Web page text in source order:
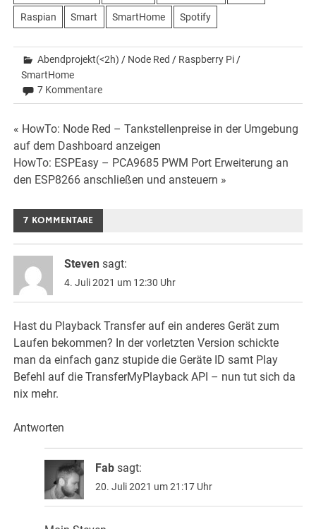
Raspian Smart SmartHome Spotify
Abendprojekt(<2h) / Node Red / Raspberry Pi /
SmartHome
7 Kommentare
Beitrags-
Navigation
« HowTo: Node Red – Tankstellenpreise in der Umgebung
auf dem Dashboard anzeigen
HowTo: ESPEasy – PCA9685 PWM Port Erweiterung an
den ESP8266 anschließen und ansteuern »
7 KOMMENTARE
Steven sagt:
4. Juli 2021 um 12:30 Uhr
Hast du Playback Transfer auf ein anderes Gerät zum
Laufen bekommen? In der vorletzten Version schickte
man da einfach ganz stupide die Geräte ID samt Play
Befehl auf die TransferMyPlayback API – nun tut sich da
nix mehr.
Antworten
Fab sagt:
20. Juli 2021 um 21:17 Uhr